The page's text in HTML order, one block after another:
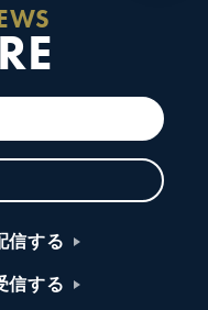
信する
信する